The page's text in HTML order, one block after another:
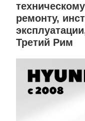
ремонту,
Третий Рим